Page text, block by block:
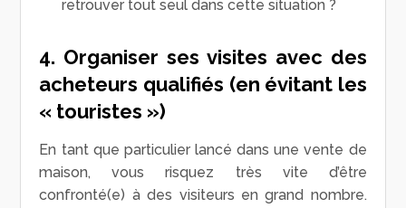
retrouver tout seul dans cette situation ?
4. Organiser ses visites avec des
acheteurs qualifiés (en évitant les
« touristes »)
En tant que particulier lancé dans une vente de
maison, vous risquez très vite d’être
confronté(e) à des visiteurs en grand nombre.